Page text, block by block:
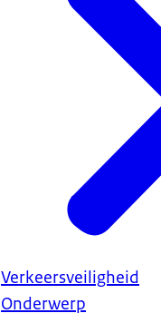
Verkeersveiligheid
Onderwerp